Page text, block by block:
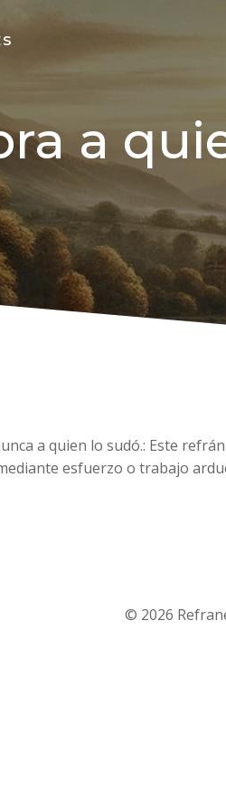
a
a quien lo sudó.: Este
esfuerzo o trabajo
© 2026